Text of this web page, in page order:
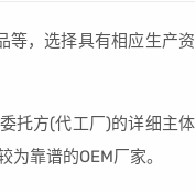
等，选择具有相应生产资
托方(代工厂)的详细主体
靠谱的OEM厂家。